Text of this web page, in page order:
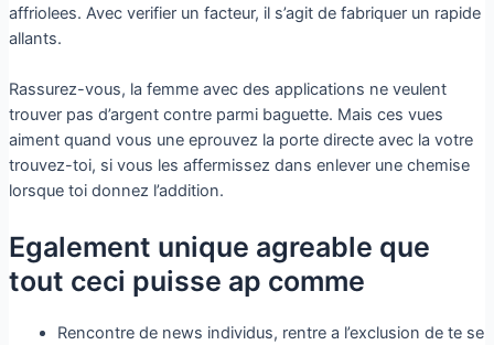
affriolees. Avec verifier un facteur, il s’agit de fabriquer un rapide
allants.
Rassurez-vous, la femme avec des applications ne veulent
trouver pas d’argent contre parmi baguette. Mais ces vues
aiment quand vous une eprouvez la porte directe avec la votre
trouvez-toi, si vous les affermissez dans enlever une chemise
lorsque toi donnez l’addition.
Egalement unique agreable que
tout ceci puisse ap comme
Rencontre de news individus, rentre a l’exclusion de te se